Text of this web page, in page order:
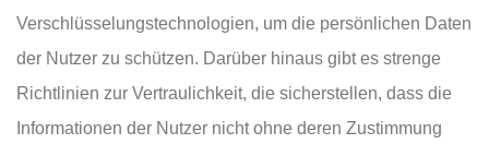
Verschlüsselungstechnologien, um die persönlichen Daten
der Nutzer zu schützen. Darüber hinaus gibt es strenge
Richtlinien zur Vertraulichkeit, die sicherstellen, dass die
Informationen der Nutzer nicht ohne deren Zustimmung